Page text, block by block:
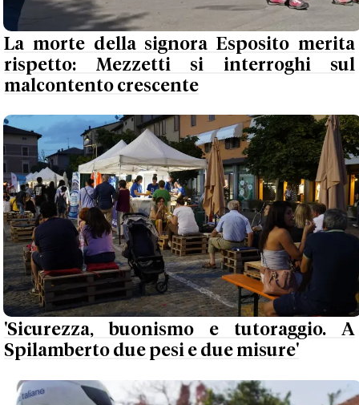
La morte della signora Esposito merita
rispetto: Mezzetti si interroghi sul
malcontento crescente
'Sicurezza, buonismo e tutoraggio. A
Spilamberto due pesi e due misure'